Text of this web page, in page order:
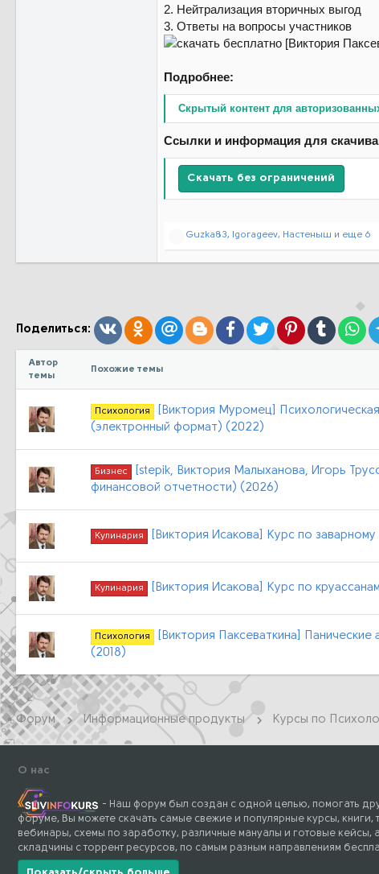
2. Нейтрализация вторичных выгод
3. Ответы на вопросы участников
Подробнее:
Скрытый контент для
Ссылки и информация для
Скачать без ограничений
Р
:
Guzka83, Igorageev, Настеныш и еще 6
Поделиться: ВконтактеОдноклассники
Mail.ruBloggerFacebook
TwitterPinterestTumblr
Автор
темы
Похожие темы
Психология
[Виктория Муромец]
(электронный формат) (2022)
Бизнес
[stepik, Виктория Малыханова, Игорь
финансовой отчетности) (2026)
Кулинария [Виктория Исакова] Курс по
Кулинария [Виктория Исакова] Курс по
Психология
[Виктория Паксеваткина] Панические
(2018)
Форум Информационные продукты Курсы по
О нас
- Наш форум был создан с одной целью, помогать
форуме, Вы можете скачать самые свежие и популярные курсы, книги,
вебинары, схемы по заработку, различные мануалы и готовые кейсы,
складчины с торрент ресурсов, по самым разным направлениям